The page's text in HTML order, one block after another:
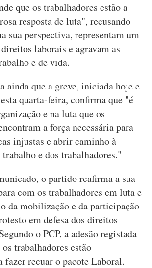
que os trabalhadores estão a
resposta de luta", recusando
sua perspectiva, representam um
laborais e agravam as
e de vida.
ainda que a greve, iniciada hoje e
quarta-feira, confirma que "é
e na luta que os
a força necessária para
injustas e abrir caminho à
e dos trabalhadores."
o partido reafirma a sua
com os trabalhadores em luta e
da mobilização e da participação
em defesa dos direitos
o PCP, a adesão registada
trabalhadores estão
fazer recuar o pacote Laboral.